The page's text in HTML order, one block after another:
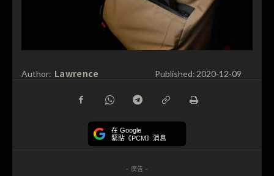
Author: Lawrence Published:2020-12-09
在 Google
緊貼《PCM》消息
- 廣告 -